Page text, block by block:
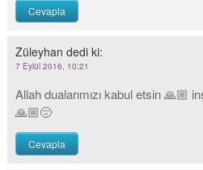
Cevapla
Züleyhan dedi ki:
7 Eylül 2016, 10:21
Allah dualarımızı kabul etsin 🙏🏼
🙏🏼😔
Cevapla